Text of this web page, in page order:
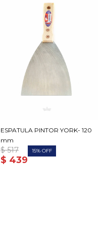
ESPATULA PINTOR YORK- 120
mm
$ 439
$ 517 15